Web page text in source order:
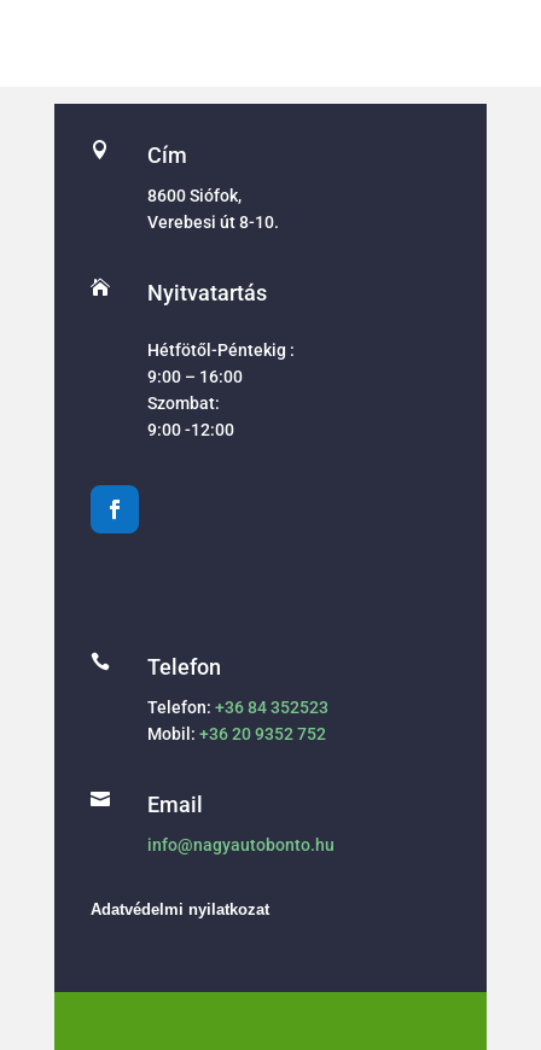
 Cím
8600 Siófok,
Verebesi út 8-10.
 Nyitvatartás
Hétfötől-Péntekig :
9:00 – 16:00
Szombat:
9:00 -12:00
 Telefon
Telefon: +36 84 352523
Mobil: +36 20 9352 752
 Email
info@nagyautobonto.hu
Adatvédelmi nyilatkozat